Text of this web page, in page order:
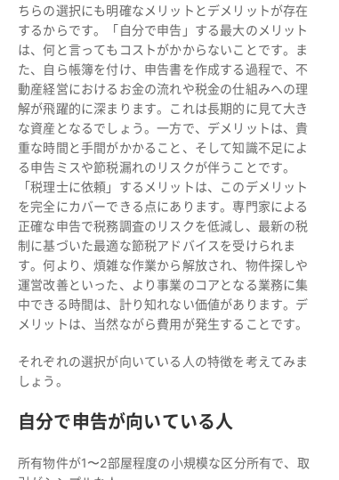
ちらの選択にも明確なメリットとデメリットが存在
するからです。「自分で申告」する最大のメリット
は、何と言ってもコストがかからないことです。ま
た、自ら帳簿を付け、申告書を作成する過程で、不
動産経営におけるお金の流れや税金の仕組みへの理
解が飛躍的に深まります。これは長期的に見て大き
な資産となるでしょう。一方で、デメリットは、貴
重な時間と手間がかかること、そして知識不足によ
る申告ミスや節税漏れのリスクが伴うことです。
「税理士に依頼」するメリットは、このデメリット
を完全にカバーできる点にあります。専門家による
正確な申告で税務調査のリスクを低減し、最新の税
制に基づいた最適な節税アドバイスを受けられま
す。何より、煩雑な作業から解放され、物件探しや
運営改善といった、より事業のコアとなる業務に集
中できる時間は、計り知れない価値があります。デ
メリットは、当然ながら費用が発生することです。
それぞれの選択が向いている人の特徴を考えてみま
しょう。
自分で申告が向いている人
所有物件が1〜2部屋程度の小規模な区分所有で、取